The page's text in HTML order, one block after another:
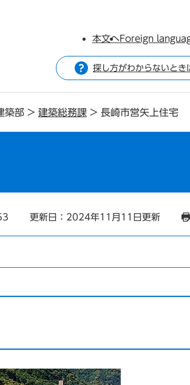
本文へForeign
探し方がわからないとき
築部 > 建築総務課 > 長崎市営矢上住宅
更新日：2024年11月11日更新